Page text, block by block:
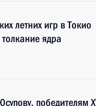
летних игр в Токио
ядра
победителям